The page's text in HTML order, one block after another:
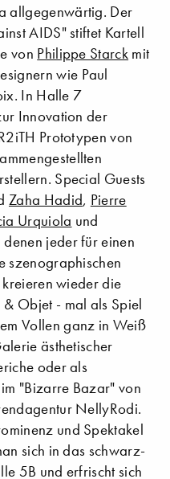
allgegenwärtig. Der
AIDS" stiftet Kartell
von Philippe Starck mit
wie Paul
In Halle 7
Innovation der
Prototypen von
Special Guests
Zaha Hadid, Pierre
Urquiola und
jeder für einen
szenographischen
wieder die
Objet - mal als Spiel
Vollen ganz in Weiß
ästhetischer
oder als
"Bizarre Bazar" von
NellyRodi.
und Spektakel
sich in das schwarz-
5B und erfrischt sich